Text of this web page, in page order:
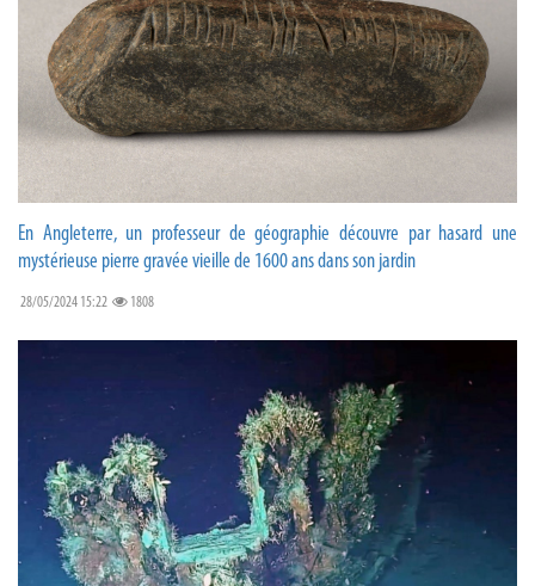
En Angleterre, un professeur de géographie découvre par hasard une
mystérieuse pierre gravée vieille de 1600 ans dans son jardin
28/05/2024 15:22 1808